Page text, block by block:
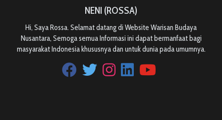
NENI (ROSSA)
Hi, Saya Rossa. Selamat datang di Website Warisan Budaya
Nusantara, Semoga semua Informasi ini dapat bermanfaat bagi
masyarakat Indonesia khususnya dan untuk dunia pada umumnya.